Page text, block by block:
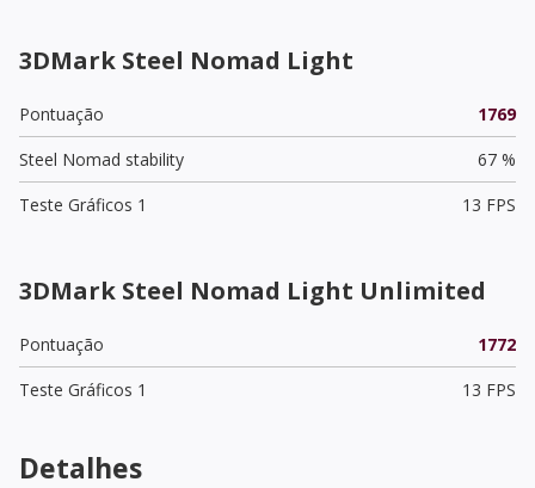
3DMark Steel Nomad Light
Pontuação
1769
Steel Nomad stability
67 %
Teste Gráficos 1
13 FPS
3DMark Steel Nomad Light Unlimited
Pontuação
1772
Teste Gráficos 1
13 FPS
Detalhes